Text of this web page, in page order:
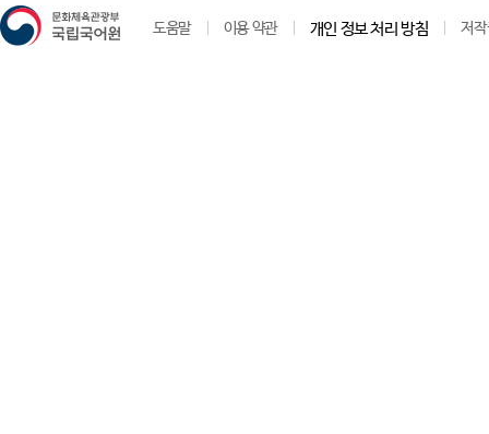
도움말 이용 약관 개인 정보 처리 방침 저